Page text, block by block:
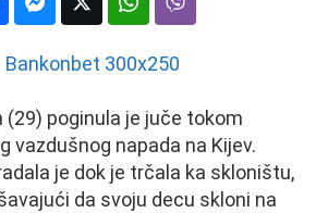
(29) poginula je juče tokom
vazdušnog napada na Kijev.
je dok je trčala ka skloništu,
da svoju decu skloni na